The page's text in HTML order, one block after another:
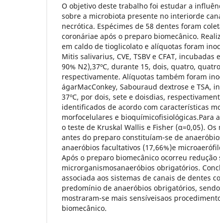
O objetivo deste trabalho foi estudar a
sobre a microbiota presente no interiorde
necrótica. Espécimes de 58 dentes foram
coronáriae após o preparo biomecânico.
em caldo de tioglicolato e alíquotas foram
Mitis salivarius, CVE, TSBV e CFAT, incubadas
90% N2),37ºC, durante 15, dois, quatro,
respectivamente. Alíquotas também foram
ágarMacConkey, Sabouraud dextrose e TSA,
37ºC, por dois, sete e doisdias,
identificados de acordo com características
morfocelulares e bioquímicofisiológicas.Para
o teste de Kruskal Wallis e Fisher (α=0,05).
antes do preparo constituíam-se de
anaeróbios facultativos (17,66%)e
Após o preparo biomecânico ocorreu
microrganismosanaeróbios obrigatórios.
associada aos sistemas de canais de dentes
predomínio de anaeróbios obrigatórios,
mostraram-se mais sensíveisaos
biomecânico.